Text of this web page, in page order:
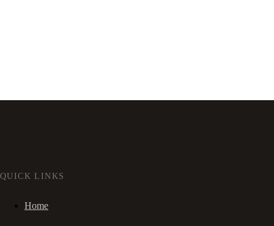
QUICK LINKS
Home